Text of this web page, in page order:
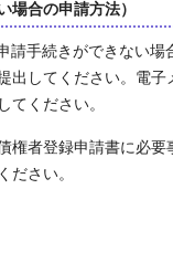
場合の申請方法）
手続きができない場
出してください。電
てください。
者登録申請書に必要
ださい。